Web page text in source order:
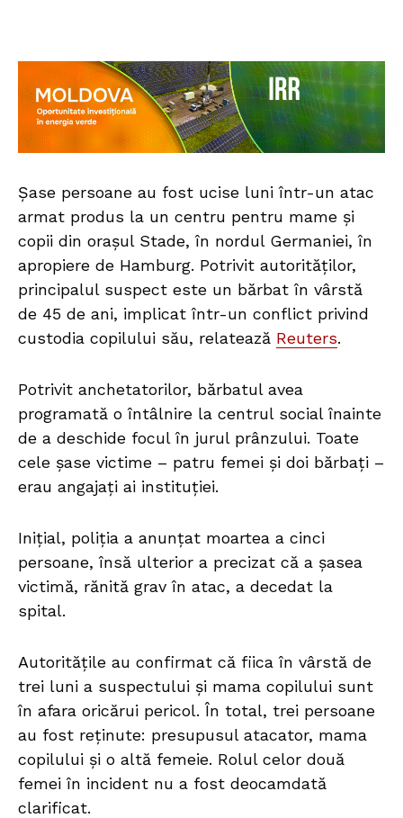
Șase persoane au fost ucise luni într-un atac
armat produs la un centru pentru mame și
copii din orașul Stade, în nordul Germaniei, în
apropiere de Hamburg. Potrivit autorităților,
principalul suspect este un bărbat în vârstă
de 45 de ani, implicat într-un conflict privind
custodia copilului său, relatează Reuters.
Potrivit anchetatorilor, bărbatul avea
programată o întâlnire la centrul social înainte
de a deschide focul în jurul prânzului. Toate
cele șase victime – patru femei și doi bărbați –
erau angajați ai instituției.
Inițial, poliția a anunțat moartea a cinci
persoane, însă ulterior a precizat că a șasea
victimă, rănită grav în atac, a decedat la
spital.
Autoritățile au confirmat că fiica în vârstă de
trei luni a suspectului și mama copilului sunt
în afara oricărui pericol. În total, trei persoane
au fost reținute: presupusul atacator, mama
copilului și o altă femeie. Rolul celor două
femei în incident nu a fost deocamdată
clarificat.